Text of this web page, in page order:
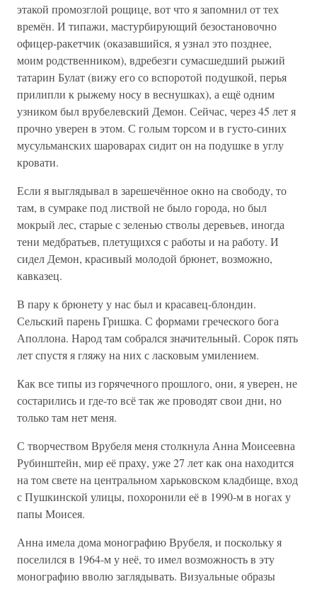
этакой промозглой рощице, вот что я запомнил от тех
времён. И типажи, мастурбирующий безостановочно
офицер-ракетчик (оказавшийся, я узнал это позднее,
моим родственником), вдребезги сумасшедший рыжий
татарин Булат (вижу его со вспоротой подушкой, перья
прилипли к рыжему носу в веснушках), а ещё одним
узником был врубелевский Демон. Сейчас, через 45 лет я
прочно уверен в этом. С голым торсом и в густо-синих
мусульманских шароварах сидит он на подушке в углу
кровати.
Если я выглядывал в зарешечённое окно на свободу, то
там, в сумраке под листвой не было города, но был
мокрый лес, старые с зеленью стволы деревьев, иногда
тени медбратьев, плетущихся с работы и на работу. И
сидел Демон, красивый молодой брюнет, возможно,
кавказец.
В пару к брюнету у нас был и красавец-блондин.
Сельский парень Гришка. С формами греческого бога
Аполлона. Народ там собрался значительный. Сорок пять
лет спустя я гляжу на них с ласковым умилением.
Как все типы из горячечного прошлого, они, я уверен, не
состарились и где-то всё так же проводят свои дни, но
только там нет меня.
С творчеством Врубеля меня столкнула Анна Моисеевна
Рубинштейн, мир её праху, уже 27 лет как она находится
на том свете на центральном харьковском кладбище, вход
с Пушкинской улицы, похоронили её в 1990-м в ногах у
папы Моисея.
Анна имела дома монографию Врубеля, и поскольку я
поселился в 1964-м у неё, то имел возможность в эту
монографию вволю заглядывать. Визуальные образы